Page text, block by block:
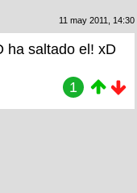
11 may 2011, 14:30
ha saltado el! xD
1